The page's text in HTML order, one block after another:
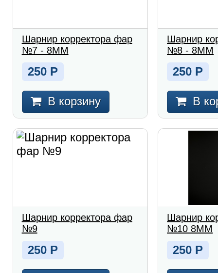
Шарнир корректора фар
№7 - 8MM
250 Р
В корзину
Шарнир
№8 - 8MM
250 Р
В
Шарнир корректора фар
№9
250 Р
Шарнир
№10 8MM
250 Р